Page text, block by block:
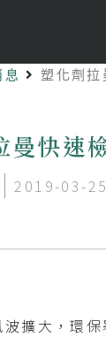
塑化劑拉
曼快速
2019-03-25
波擴大，環